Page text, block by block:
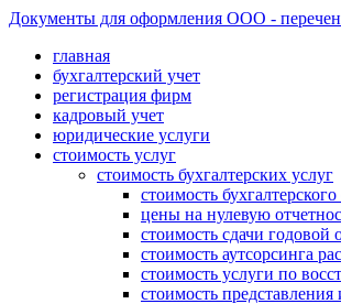
Документы для оформления ООО -
главная
бухгалтерский учет
регистрация фирм
кадровый учет
юридические услуги
стоимость услуг
стоимость бухгалтерских услуг
стоимость
цены на нулевую
стоимость сдачи годовой
стоимость аутсорсинга
стоимость услуги по
стоимость